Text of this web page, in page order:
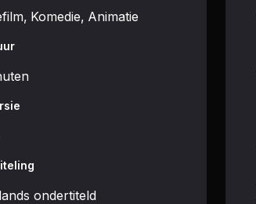
, Komedie, Animatie
ondertiteld